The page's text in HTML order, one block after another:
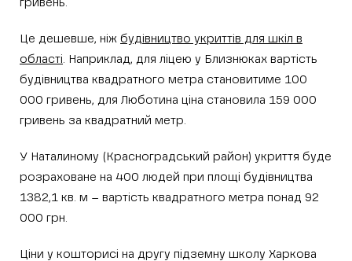
гривень.
Це дешевше, ніж будівництво укриттів для шкіл в
області. Наприклад, для ліцею у Близнюках вартість
будівництва квадратного метра становитиме 100
000 гривень, для Люботина ціна становила 159 000
гривень за квадратний метр.
У Наталиному (Красноградський район) укриття буде
розраховане на 400 людей при площі будівництва
1382,1 кв. м – вартість квадратного метра понад 92
000 грн.
Ціни у кошторисі на другу підземну школу Харкова